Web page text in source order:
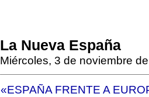
La Nueva España
Miércoles, 3 de noviembre
«ESPAÑA FRENTE A